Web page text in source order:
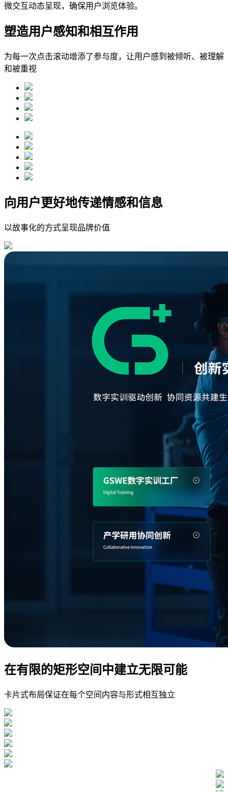
微交互动态呈现，确保用户浏览体验。
塑造用户感知和相互作用
为每一次点击滚动增添了参与度，让用户感到被倾听、被理解
和被重视
向用户更好地传递情感和信息
以故事化的方式呈现品牌价值
在有限的矩形空间中建立无限可能
卡片式布局保证在每个空间内容与形式相互独立